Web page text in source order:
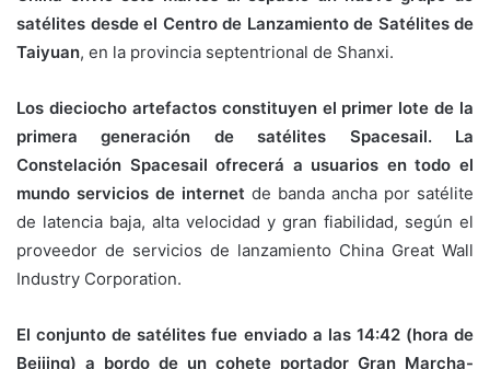
satélites desde el Centro de Lanzamiento de Satélites de
Taiyuan, en la provincia septentrional de Shanxi.
Los dieciocho artefactos constituyen el primer lote de la
primera generación de satélites Spacesail. La
Constelación Spacesail ofrecerá a usuarios en todo el
mundo servicios de internet de banda ancha por satélite
de latencia baja, alta velocidad y gran fiabilidad, según el
proveedor de servicios de lanzamiento China Great Wall
Industry Corporation.
El conjunto de satélites fue enviado a las 14:42 (hora de
Beijing) a bordo de un cohete portador Gran Marcha-